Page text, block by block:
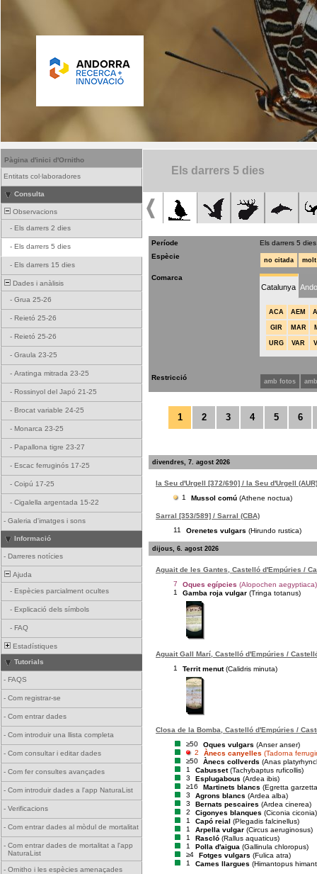
Pàgina d'inici d'Ornitho
Entitats col·laboradores
Consulta
Observacions
- Els darrers 2 dies
- Els darrers 5 dies
- Els darrers 15 dies
Dades i anàlisis
- Grua 25-26
- Reietó 25-26
- Reietó 25-26
- Graula 23-25
- Aratinga mitrada 23-25
- Rossinyol del Japó 21-25
- Brocat variable 24-25
- Monarca 23-25
- Papallona tigre 23-27
- Escac ferruginós 17-25
- Coipú 17-25
- Cigalella argentada 15-22
- Galeria d'imatges i sons
Informació
- Darreres notícies
Ajuda
- Espècies parcialment ocultes
- Explicació dels símbols
- FAQ
Estadístiques
Tutorials
- FAQS
- Com registrar-se
- Com entrar dades
- Com introduir una llista completa
- Com consultar i editar dades
- Com fer consultes avançades
- Com introduir dades a l'app NaturaList
- Verificacions
- Com entrar dades al mòdul de mortalitat
- Com entrar dades de mortalitat a l'app
NaturaList
- Ornitho i les espècies amenaçades
Els darrers 5 dies
Període
Els darrers 5 dies
Espècie
no citada
Comarca
Catalunya
ACA AEM
GIR MAR
URG VAR
Restricció amb fotos
1 2 3 4 5 6
divendres, 7. agost 2026
la Seu d'Urgell [372/690] / la Seu d'Urgell (AUR)
1
Mussol comú (Athene noctua)
Sarral [353/589] / Sarral (CBA)
11
Orenetes vulgars (Hirundo rustica)
dijous, 6. agost 2026
Aguait de les Gantes, Castelló d'Empúries /
7
Oques egípcies (Alopochen aegyptiaca)
1
Gamba roja vulgar (Tringa totanus)
Aguait Gall Marí, Castelló d'Empúries /
1
Territ menut (Calidris minuta)
Closa de la Bomba, Castelló d'Empúries /
≥50
Oques vulgars (Anser anser)
2
Ànecs canyelles (Tadorna
≥50
Ànecs collverds (Anas
1
Cabusset (Tachybaptus ruficollis)
3
Esplugabous (Ardea ibis)
≥16
Martinets blancs (Egretta
3
Agrons blancs (Ardea alba)
3
Bernats pescaires (Ardea cinerea)
2
Cigonyes blanques (Ciconia ciconia)
1
Capó reial (Plegadis falcinellus)
1
Arpella vulgar (Circus aeruginosus)
1
Rascló (Rallus aquaticus)
1
Polla d'aigua (Gallinula chloropus)
≥4
Fotges vulgars (Fulica atra)
1
Cames llargues (Himantopus